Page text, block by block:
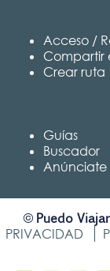
Acceso /
Compartir
Crear ruta
Guías
Buscador
Anúnciate
© Puedo
PRIVACIDAD